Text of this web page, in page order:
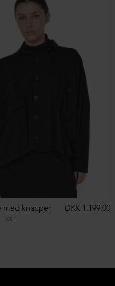
XXL
med knapper DKK 1.199,00